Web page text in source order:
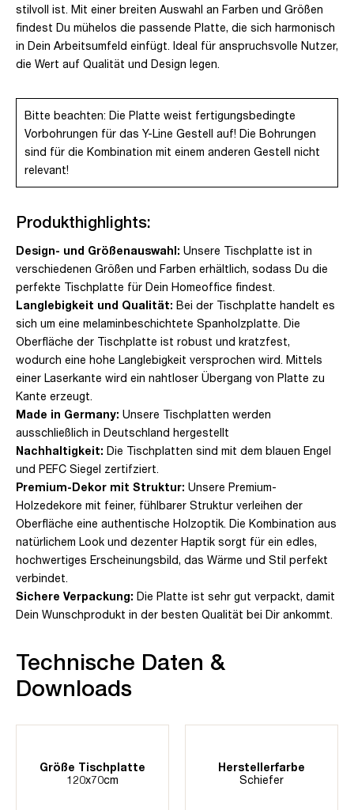
stilvoll ist. Mit einer breiten Auswahl an Farben und Größen
findest Du mühelos die passende Platte, die sich harmonisch
in Dein Arbeitsumfeld einfügt. Ideal für anspruchsvolle Nutzer,
die Wert auf Qualität und Design legen.
Bitte beachten: Die Platte weist fertigungsbedingte
Vorbohrungen für das Y-Line Gestell auf! Die Bohrungen
sind für die Kombination mit einem anderen Gestell nicht
relevant!
Produkthighlights:
Design- und Größenauswahl: Unsere Tischplatte ist in
verschiedenen Größen und Farben erhältlich, sodass Du die
perfekte Tischplatte für Dein Homeoffice findest.
Langlebigkeit und Qualität: Bei der Tischplatte handelt es
sich um eine melaminbeschichtete Spanholzplatte. Die
Oberfläche der Tischplatte ist robust und kratzfest,
wodurch eine hohe Langlebigkeit versprochen wird. Mittels
einer Laserkante wird ein nahtloser Übergang von Platte zu
Kante erzeugt.
Made in Germany: Unsere Tischplatten werden
ausschließlich in Deutschland hergestellt
Nachhaltigkeit: Die Tischplatten sind mit dem blauen Engel
und PEFC Siegel zertifziert.
Premium-Dekor mit Struktur: Unsere Premium-
Holzedekore mit feiner, fühlbarer Struktur verleihen der
Oberfläche eine authentische Holzoptik. Die Kombination aus
natürlichem Look und dezenter Haptik sorgt für ein edles,
hochwertiges Erscheinungsbild, das Wärme und Stil perfekt
verbindet.
Sichere Verpackung: Die Platte ist sehr gut verpackt, damit
Dein Wunschprodukt in der besten Qualität bei Dir ankommt.
Technische Daten &
Downloads
Größe Tischplatte
120x70cm
Herstellerfarbe
Schiefer